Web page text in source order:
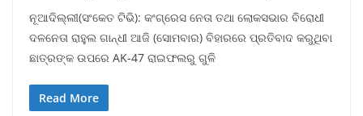
ନୂଆଦିଲ୍ଲୀ(ସଂକେତ ଟିଭି): କଂଗ୍ରେସ ନେତା ତଥା ଲୋକସଭାର ବିରୋଧୀ
ଦଳନେତା ରାହୁଲ ଗାନ୍ଧୀ ଆଜି (ସୋମବାର) ବିହାରରେ ପ୍ରତିବାଦ କରୁଥିବା
ଛାତ୍ରଙ୍କ ଉପରେ AK-47 ରାଇଫଲରୁ ଗୁଳି
Read More